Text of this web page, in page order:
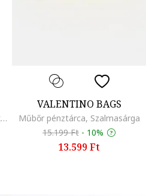
Fülbevaló mű malachit kövekkel, Aranyszín/Angolzöld
VALENTINO BAGS
Műbőr pénztárca, Szalmasárga
15.199 Ft - 10%
13.599 Ft